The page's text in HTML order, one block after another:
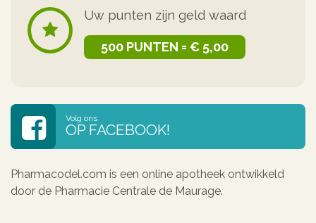
Uw punten zijn geld waard
500 PUNTEN = € 5,00
Volg ons
OP FACEBOOK!
Pharmacodel.com is een online apotheek ontwikkeld
door de Pharmacie Centrale de Maurage.